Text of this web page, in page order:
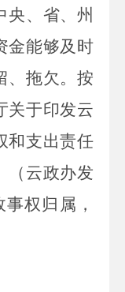
央、省、州
金能够及时
、拖欠。按
关于印发云
和支出责任
（云政办发
权归属，